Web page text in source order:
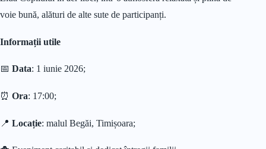
voie bună, alături de alte sute de participanți.
Informații utile
📅 Data: 1 iunie 2026;
⏰ Ora: 17:00;
📍 Locație: malul Begăi, Timișoara;